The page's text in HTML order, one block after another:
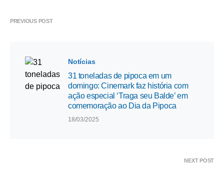
PREVIOUS POST
Notícias
31 toneladas de pipoca em um
domingo: Cinemark faz história com
ação especial ‘Traga seu Balde’ em
comemoração ao Dia da Pipoca
18/03/2025
NEXT POST